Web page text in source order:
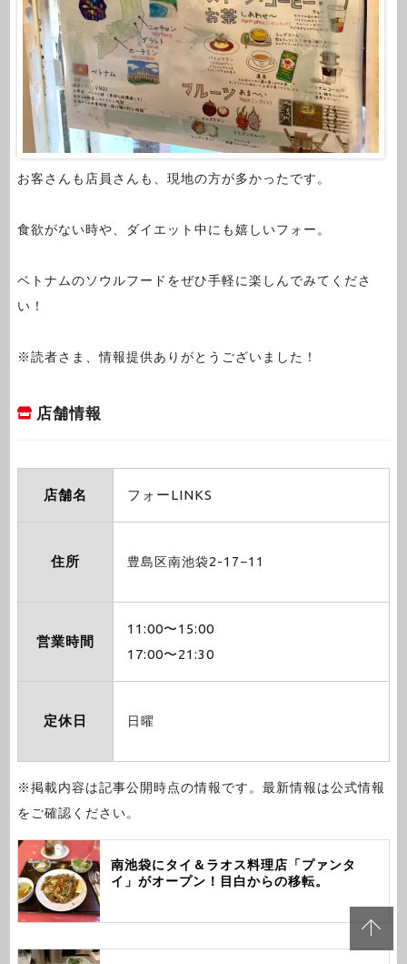
お客さんも店員さんも、現地の方が多かったです。
食欲がない時や、ダイエット中にも嬉しいフォー。
ベトナムのソウルフードをぜひ手軽に楽しんでみてくださ
い！
※読者さま、情報提供ありがとうございました！
店舗情報
店舗名 フォーLINKS
住所 豊島区南池袋2-17−11
営業時間
11:00〜15:00
17:00〜21:30
定休日 日曜
※掲載内容は記事公開時点の情報です。最新情報は公式情報
をご確認ください。
南池袋にタイ＆ラオス料理店「プァンタ
イ」がオープン！目白からの移転。